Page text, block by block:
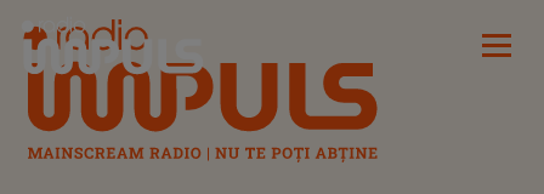
Radio Impuls